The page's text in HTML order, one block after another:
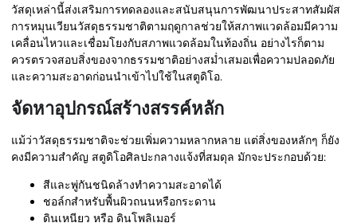
วัสดุเหล่านี้ส่งเสริมการทดลองและสนับสนุนการพัฒนาประสาทสัมผัส
การหมุนเวียนวัสดุธรรมชาติตามฤดูกาลช่วยให้สภาพแวดล้อมมีความ
เคลื่อนไหวและเชื่อมโยงกับสภาพแวดล้อมในท้องถิ่น อย่างไรก็ตาม
ควรตรวจสอบสิ่งของจากธรรมชาติอย่างสม่ำเสมอเพื่อความปลอดภัย
และความสะอาดก่อนนำเข้าไปใช้ในสตูดิโอ.
จัดหาอุปกรณ์สร้างสรรค์หลัก
แม้ว่าวัสดุธรรมชาติจะช่วยเพิ่มความหลากหลาย แต่สิ่งของหลักๆ ก็ยัง
คงมีความสำคัญ สตูดิโอศิลปะกลางแจ้งที่สมดุล มักจะประกอบด้วย:
สีและพู่กันชนิดล้างทำความสะอาดได้
ชอล์กสำหรับพื้นผิวถนนหรือกระดาน
ดินเหนียว หรือ ดินโพลิเมอร์